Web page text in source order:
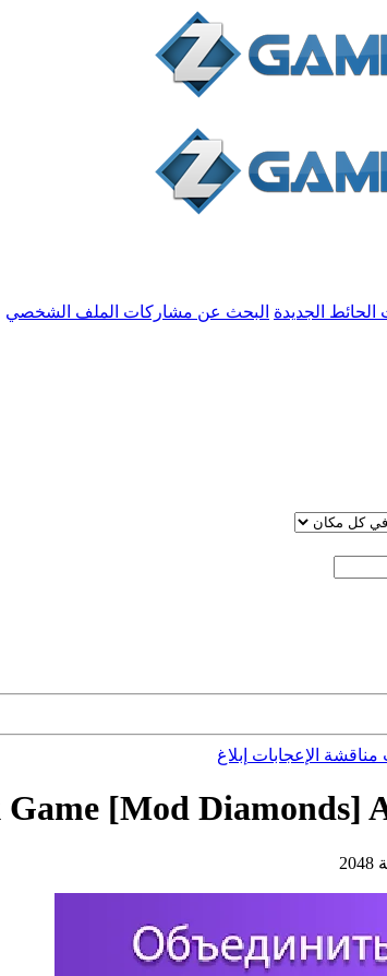
الجديدة البحث عن مشاركات الملف الشخصي
مناقشة الإعجابات إبلاغ